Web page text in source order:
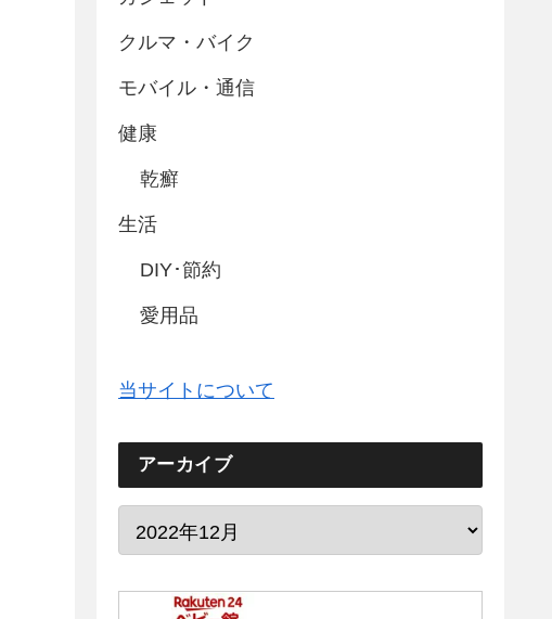
クルマ・バイク
モバイル・通信
健康
乾癬
生活
DIY･節約
愛用品
当サイトについて
アーカイブ